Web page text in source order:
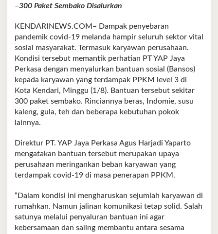
–300 Paket Sembako Disalurkan
KENDARINEWS.COM– Dampak penyebaran
pandemik covid-19 melanda hampir seluruh sektor vital
sosial masyarakat. Termasuk karyawan perusahaan.
Kondisi tersebut memantik perhatian PT YAP Jaya
Perkasa dengan menyalurkan bantuan sosial (Bansos)
kepada karyawan yang terdampak PPKM level 3 di
Kota Kendari, Minggu (1/8). Bantuan tersebut sekitar
300 paket sembako. Rinciannya beras, Indomie, susu
kaleng, gula, teh dan beberapa kebutuhan pokok
lainnya.
Direktur PT. YAP Jaya Perkasa Agus Harjadi Yaparto
mengatakan bantuan tersebut merupakan upaya
perusahaan meringankan beban karyawan yang
terdampak covid-19 di masa penerapan PPKM.
“Dalam kondisi ini mengharuskan sejumlah karyawan di
rumahkan. Namun jalinan komunikasi tetap solid. Salah
satunya melalui penyaluran bantuan ini agar
kebersamaan dan saling membantu antara sesama